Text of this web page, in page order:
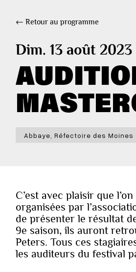
← Retour au programme
Dim. 13 août 2023
Abbaye, Réfectoire des Moines
C’est avec plaisir que
organisées par
de présenter le résultat
9e saison, ils auront
Peters. Tous ces
les auditeurs du festival